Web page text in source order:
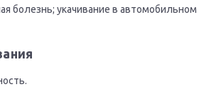
болезнь; укачивание в